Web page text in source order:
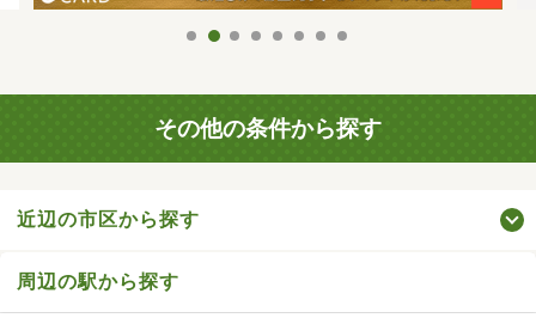
その他の条件から探す
近辺の市区から探す
周辺の駅から探す